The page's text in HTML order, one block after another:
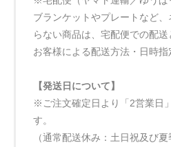
ブランケットやプレートなど
らない商品は、宅配便での配送
お客様による配送方法・日時指
【発送日について】
※ご注文確定日より「2営業日
す。
（通常配送休み：土日祝及び